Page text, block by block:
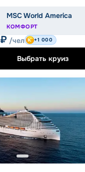
MSC World America
КОМФОРТ
₽ /чел +1 000
Выбрать круиз